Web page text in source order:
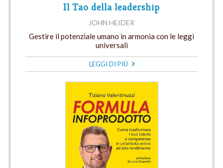
Il Tao della leadership
JOHN HEIDER
Gestire il potenziale umano in armonia con le leggi
universali
LEGGI DI PIÙ